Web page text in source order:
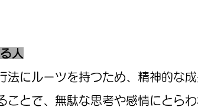
人
法にルーツを持つため、精神的な
ことで、無駄な思考や感情にとら